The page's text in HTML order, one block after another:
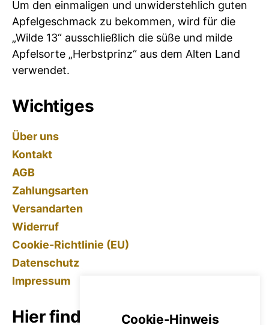
Um den einmaligen und unwiderstehlich guten
Apfelgeschmack zu bekommen, wird für die
„Wilde 13“ ausschließlich die süße und milde
Apfelsorte „Herbstprinz“ aus dem Alten Land
verwendet.
Wichtiges
Über uns
Kontakt
AGB
Zahlungsarten
Versandarten
Widerruf
Cookie-Richtlinie (EU)
Datenschutz
Impressum
Hier finden Sie unsCookie-Hinweis